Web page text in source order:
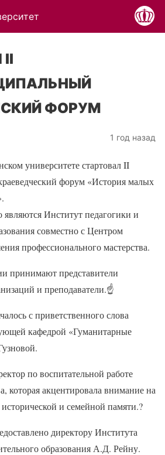
II
ФОРУМ
1 год назад
университете стартовал II
форум «История малых
являются Институт педагогики и
совместно с Центром
профессионального мастерства.
принимают представители
и преподаватели.☝
с приветственного слова
кафедрой «Гуманитарные
по воспитательной работе
акцентировала внимание на
и семейной памяти.?
директору Института
образования А.Д. Рейну.